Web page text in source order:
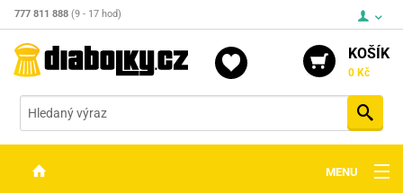
777 811 888 (9 - 17 hod)
KOŠÍK
0 Kč
MENU